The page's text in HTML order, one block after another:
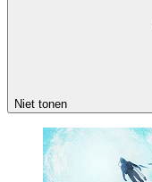
Niet tonen